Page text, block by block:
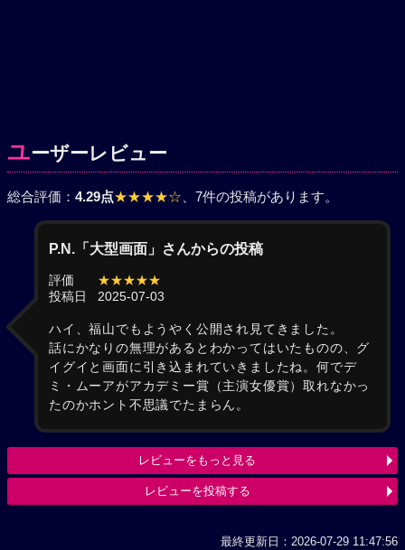
ユーザーレビュー
総合評価： 4.29点★★★★☆ 、7件の投稿があります。
P.N.「大型画面」さんからの投稿
評価
★★★★★
投稿日
2025-07-03
ハイ、福山でもようやく公開され見てきました。
話にかなりの無理があるとわかってはいたものの、グ
イグイと画面に引き込まれていきましたね。何でデ
ミ・ムーアがアカデミー賞（主演女優賞）取れなかっ
たのかホント不思議でたまらん。
レビューをもっと見る
レビューを投稿する
最終更新日：2026-07-29 11:47:56